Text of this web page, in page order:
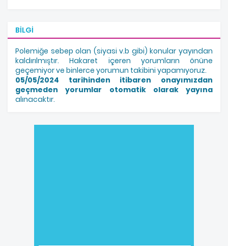
BILGI
Polemiğe sebep olan (siyasi v.b gibi) konular yayından
kaldırılmıştır. Hakaret içeren yorumların önüne
geçemiyor ve binlerce yorumun takibini yapamıyoruz.
05/05/2024 tarihinden itibaren onayımızdan
geçmeden yorumlar otomatik olarak yayına
alınacaktır.